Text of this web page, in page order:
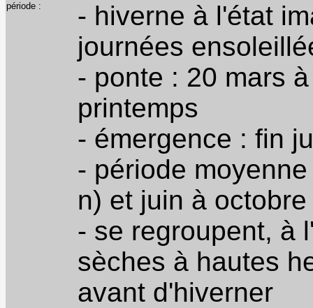
période :
- hiverne à l'état
journées
- ponte : 20 mars
printemps
- émergence : fin
- période
n) et juin à
- se regroupent, à
sèches à hautes
avant d'hiverner